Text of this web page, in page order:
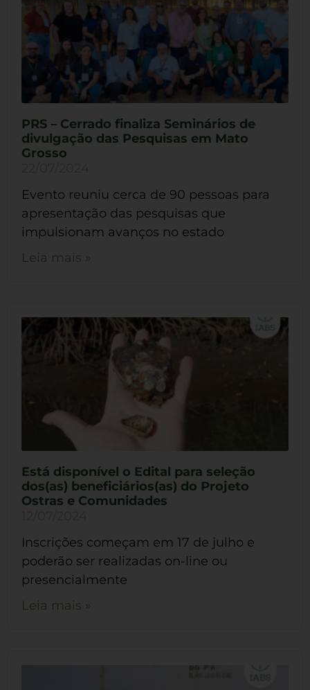
PRS – Cerrado finaliza Seminários de
divulgação das Pesquisas em Mato
Grosso
Evento reuniu cerca de 90 pessoas para
apresentação das pesquisas que
impulsionam avanços no estado
Leia mais »
Está disponível o Edital para seleção
dos(as) beneficiários(as) do Projeto
Ostras e Comunidades
Inscrições começam em 17 de julho e
poderão ser realizadas on-line ou
presencialmente
Leia mais »